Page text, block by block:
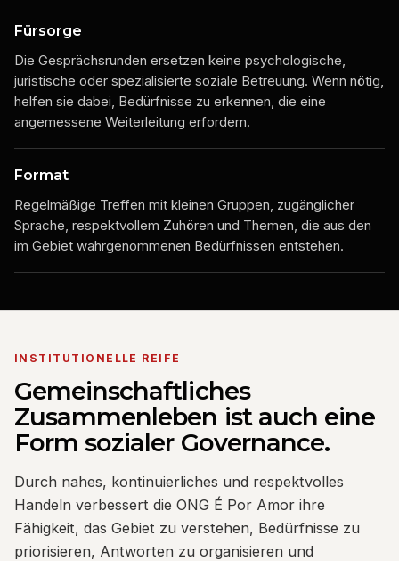
Fürsorge
Die Gesprächsrunden ersetzen keine psychologische,
juristische oder spezialisierte soziale Betreuung. Wenn nötig,
helfen sie dabei, Bedürfnisse zu erkennen, die eine
angemessene Weiterleitung erfordern.
Format
Regelmäßige Treffen mit kleinen Gruppen, zugänglicher
Sprache, respektvollem Zuhören und Themen, die aus den
im Gebiet wahrgenommenen Bedürfnissen entstehen.
INSTITUTIONELLE REIFE
Gemeinschaftliches
Zusammenleben ist auch eine
Form sozialer Governance.
Durch nahes, kontinuierliches und respektvolles
Handeln verbessert die ONG É Por Amor ihre
Fähigkeit, das Gebiet zu verstehen, Bedürfnisse zu
priorisieren, Antworten zu organisieren und